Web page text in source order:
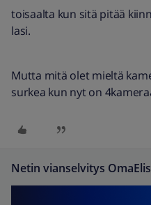
toisaalta kun sitä pitää
lasi.
Mutta mitä olet mieltä
surkea kun nyt on
Netin vianselvitys